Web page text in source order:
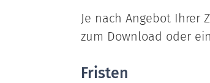
Je nach Angebot Ihrer
zum Download oder
Fristen